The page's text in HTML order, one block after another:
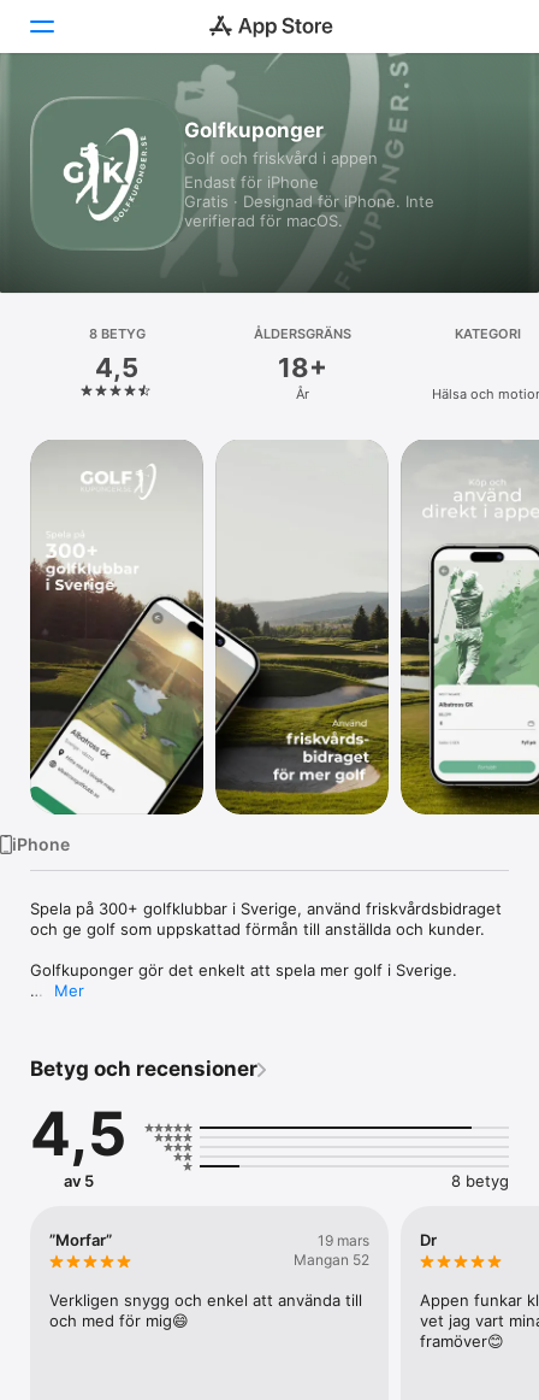
Spel
Appar
Plattform
iPhone
iPad
TV
Golfkuponger
Golf och friskvård i appen
Endast för iPhone
Gratis · Designad för iPhone. Inte
verifierad för macOS.
8 BETYG
4,5
ÅLDERSGRÄNS
18+
År
KATEGORI
Hälsa och
iPhone
Spela på 300+ golfklubbar i Sverige, använd friskvårdsbidraget
och ge golf som uppskattad förmån till anställda och kunder.
Golfkuponger gör det enkelt att spela mer golf i Sverige.
privatperson kan du använda appen för att spela mer golf och
använda friskvårdsbidraget till bland annat greenfee, driving
range, träning och lektioner. För företag är Golfkuponger ett
smidigt sätt att ge golf som personalförmån, kundgåva eller
I appen kan du:
– köpa Golfkuponger
– lösa in värdebevis
– söka bland anslutna golfklubbar i Sverige
Mer
Betyg och recensioner
4,5
av 5 8 betyg
”Morfar”
19 mars
Mangan 52
Verkligen snygg och enkel att använda till
och med för mig😄
Dr
Appen funkar
vet jag vart
framöver😊